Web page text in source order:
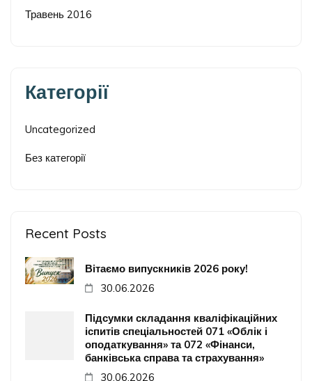
Травень 2016
Категорії
Uncategorized
Без категорії
Recent Posts
Вітаємо випускників 2026 року!
30.06.2026
Підсумки складання кваліфікаційних
іспитів спеціальностей 071 «Облік і
оподаткування» та 072 «Фінанси,
банківська справа та страхування»
30.06.2026